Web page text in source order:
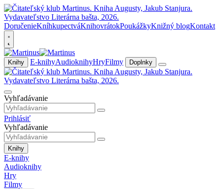
DoručenieKníhkupectváKnihovrátokPoukážkyKnižný blogKontakt
Knihy E-knihyAudioknihyHryFilmy Doplnky
Vyhľadávanie
Prihlásiť
Vyhľadávanie
Knihy
E-knihy
Audioknihy
Hry
Filmy